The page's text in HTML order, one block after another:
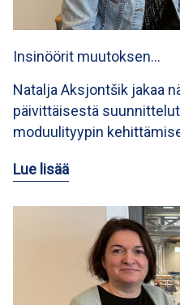
Insinöörit muutoksen…
Natalja Aksjontšik jakaa
päivittäisestä
moduulityypin
Lue lisää